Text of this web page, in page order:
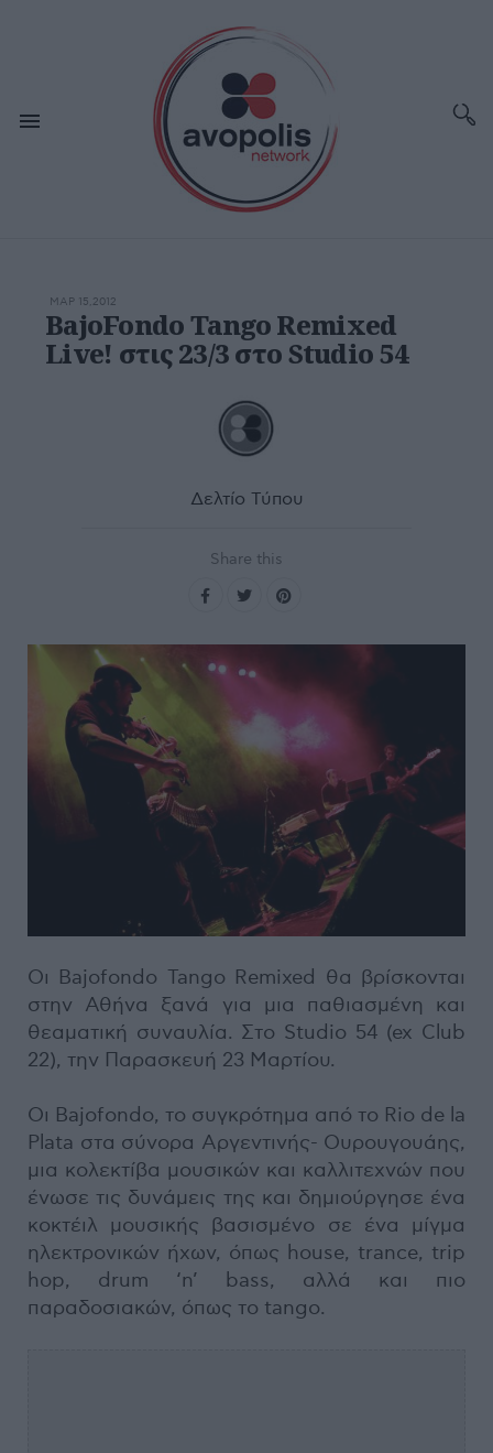
ΜΑΡ 15,2012
BajoFondo Tango Remixed
Live! στις 23/3 στο Studio 54
Δελτίο Τύπου
Share this
Οι Bajofondo Tango Remixed θα βρίσκονται
στην Αθήνα ξανά για μια παθιασμένη και
θεαματική συναυλία. Στο Studio 54 (ex Club
22), την Παρασκευή 23 Μαρτίου.
Οι Bajofondo, το συγκρότημα από το Rio de la
Plata στα σύνορα Αργεντινής- Ουρουγουάης,
μια κολεκτίβα μουσικών και καλλιτεχνών που
ένωσε τις δυνάμεις της και δημιούργησε ένα
κοκτέιλ μουσικής βασισμένο σε ένα μίγμα
ηλεκτρονικών ήχων, όπως house, trance, trip
hop, drum ‘n’ bass, αλλά και πιο
παραδοσιακών, όπως το tango.